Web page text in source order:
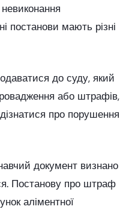
постанови мають різні
до суду, який
або штрафів,
про порушення
документ визнано
Постанову про штраф
аліментної